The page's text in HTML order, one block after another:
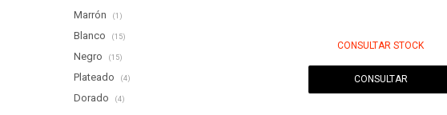
CONSULTAR STOCK
CONSULTAR
Marrón (1)
Blanco (15)
Negro (15)
Plateado (4)
Dorado (4)